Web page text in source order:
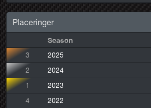
Placeringer
Season
3 2025
2
2024
1
2023
4
2022